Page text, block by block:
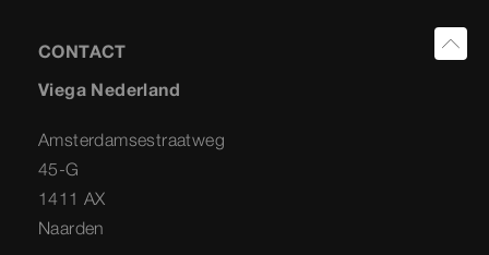
CONTACT
Viega Nederland
Amsterdamsestraatweg
45-G
1411 AX
Naarden